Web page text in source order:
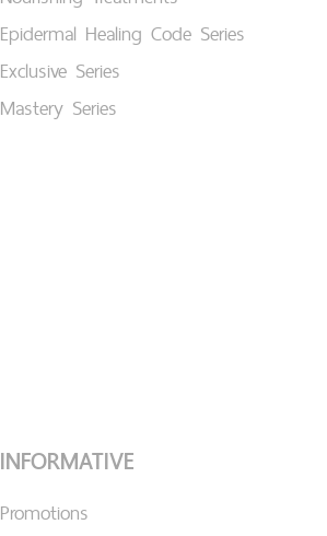
Epidermal Healing Code Series
Exclusive Series
Mastery Series
INFORMATIVE
Promotions